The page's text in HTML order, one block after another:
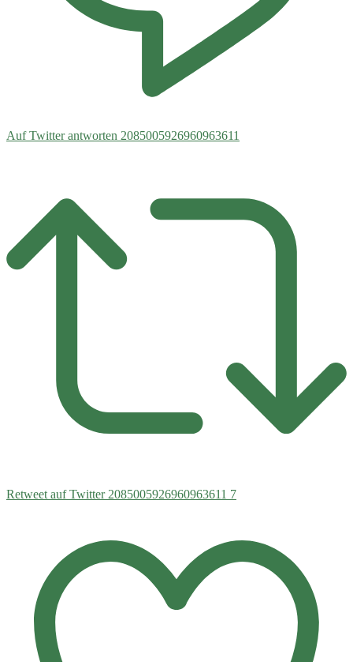
Auf Twitter antworten 2085005926960963611
Retweet auf Twitter 2085005926960963611 7